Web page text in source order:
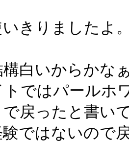
きりましたよ
白いからかな
トではパールホ
戻ったと書い
ではないので